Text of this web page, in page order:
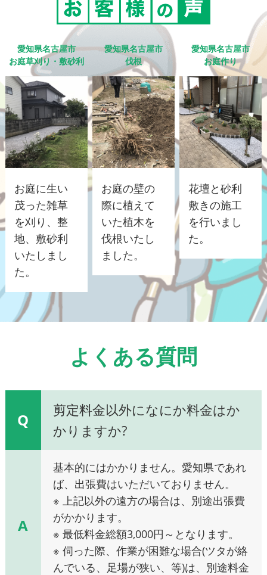
愛知県名古屋市
お庭草刈り・敷砂利
お庭に生い
茂った雑草
を刈り、整
地、敷砂利
いたしまし
た。
愛知県名古屋市
伐根
お庭の壁の
際に植えて
いた植木を
伐根いたし
ました。
愛知県名古屋市
お庭作り
花壇と砂利
敷きの施工
を行いまし
た。
よくある質問
Q
剪定料金以外になにか料金はか
かりますか?
A
基本的にはかかりません。愛知県であれ
ば、出張費はいただいておりません。
※ 上記以外の遠方の場合は、別途出張費
がかかります。
※ 最低料金総額3,000円～となります。
※ 伺った際、作業が困難な場合(ツタが絡
んでいる、足場が狭い、等)は、別途料金